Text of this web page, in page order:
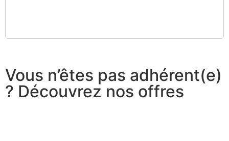
Vous n’êtes pas adhérent(e)
? Découvrez nos offres